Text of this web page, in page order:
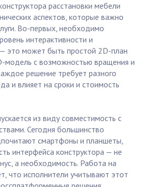
расстановки мебели
аспектов, которые важно
Во-первых, необходимо
интерактивности и
это может быть простой 2D-план
модель с возможностью вращения и
решение требует разного
и влияет на сроки и стоимость
из виду совместимость с
Сегодня большинство
смартфоны и планшеты,
интерфейса конструктора — не
а необходимость. Работа на
что исполнители учитывают этот